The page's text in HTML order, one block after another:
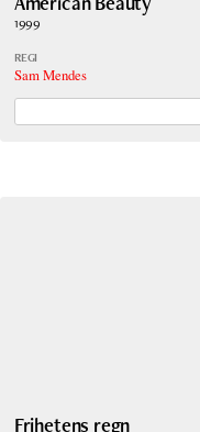
1999
REGI
Sam Mendes
Frihetens regn